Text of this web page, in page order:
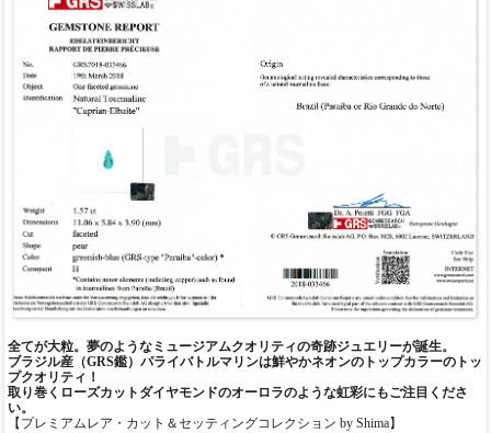
全てが大粒。夢のようなミュージアムクオリティの奇跡ジュエリーが誕生。
ブラジル産（GRS鑑）パライバトルマリンは鮮やかネオンのトップカラーのトッ
プクオリティ！
取り巻くローズカットダイヤモンドのオーロラのような虹彩にもご注目くださ
い。
【プレミアムレア・カット＆セッティングコレクション by Shima】